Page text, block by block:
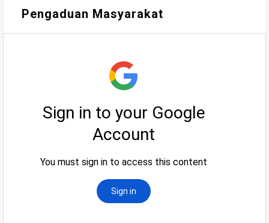
Pengaduan Masyarakat